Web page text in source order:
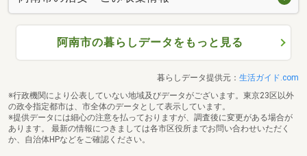
阿南市の暮らしデータをもっと見る
暮らしデータ提供元： 生活ガイド.com
※行政機関により公表していない地域及びデータがございます。東京23区以外
の政令指定都市は、市全体のデータとして表示しています。
※提供データには細心の注意を払っておりますが、調査後に変更がある場合が
あります。 最新の情報につきましては各市区役所までお問い合わせいただく
か、自治体HPなどをご確認ください。